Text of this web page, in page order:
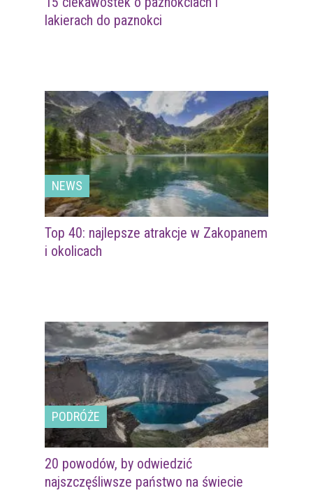
lakierach do paznokci
NEWS
Top 40: najlepsze atrakcje w Zakopanem
i okolicach
PODRÓŻE
20 powodów, by odwiedzić
najszczęśliwsze państwo na świecie